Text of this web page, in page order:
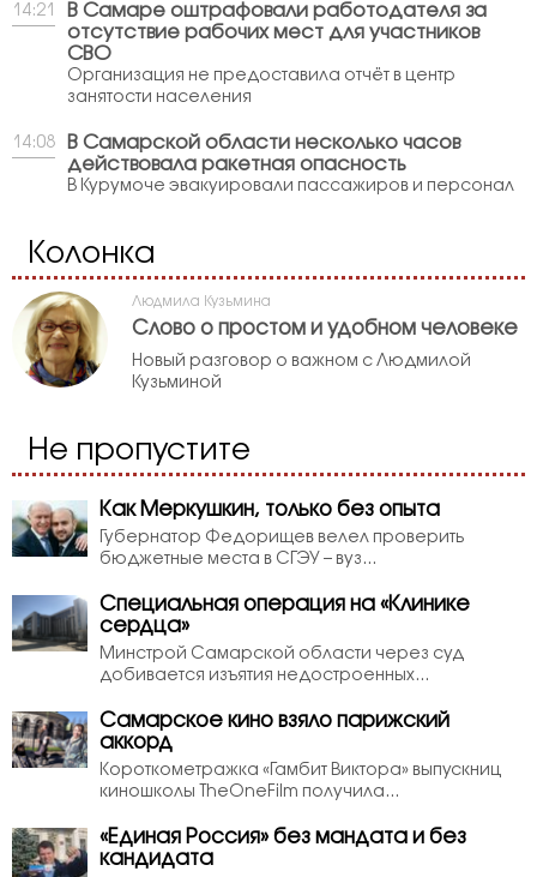
14:21
В Самаре оштрафовали работодателя за
отсутствие рабочих мест для участников
СВО
Организация не предоставила отчёт в центр
занятости населения
14:08
В Самарской области несколько часов
действовала ракетная опасность
В Курумоче эвакуировали пассажиров и персонал
Колонка
Людмила Кузьмина
Слово о простом и удобном человеке
Новый разговор о важном с Людмилой
Кузьминой
Не пропустите
Как Меркушкин, только без опыта
Губернатор Федорищев велел проверить
бюджетные места в СГЭУ – вуз...
Специальная операция на «Клинике
сердца»
Минстрой Самарской области через суд
добивается изъятия недостроенных...
Самарское кино взяло парижский
аккорд
Короткометражка «Гамбит Виктора» выпускниц
киношколы TheOneFilm получила...
«Единая Россия» без мандата и без
кандидата